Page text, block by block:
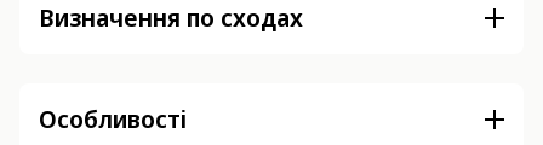
Визначення по сходах
Особливості